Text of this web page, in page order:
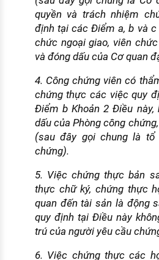
quyền và trách nhiệm
định tại các Điểm a, b và c
chức ngoại giao, viên
và đóng dấu của Cơ quan
4. Công chứng viên có
chứng thực các việc quy
Điểm b Khoản 2 Điều
dấu của Phòng công
(sau đây gọi chung là tổ
chứng).
5. Việc chứng thực bản
thực chữ ký, chứng thực
quan đến tài sản là động
quy định tại Điều này
trú của người yêu cầu
6. Việc chứng thực các